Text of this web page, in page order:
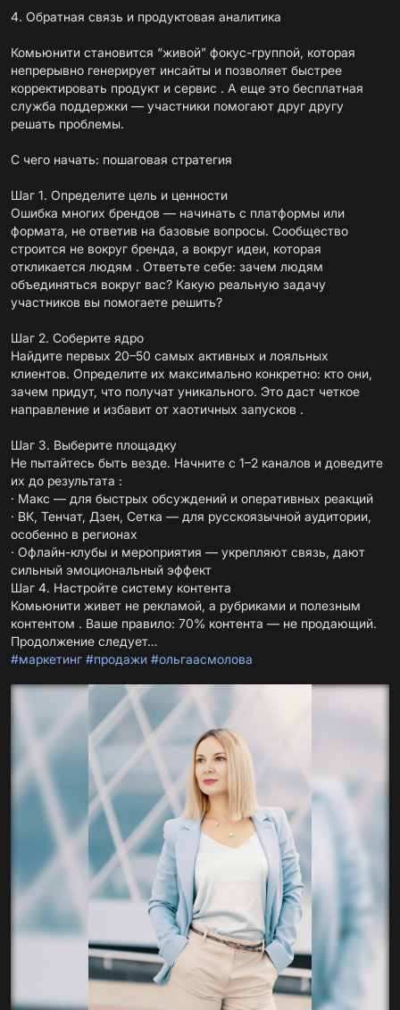
4. Обратная связь и продуктовая аналитика
Комьюнити становится “живой” фокус-группой, которая
непрерывно генерирует инсайты и позволяет быстрее
корректировать продукт и сервис . А еще это бесплатная
служба поддержки — участники помогают друг другу
решать проблемы.
С чего начать: пошаговая стратегия
Шаг 1. Определите цель и ценности
Ошибка многих брендов — начинать с платформы или
формата, не ответив на базовые вопросы. Сообщество
строится не вокруг бренда, а вокруг идеи, которая
откликается людям . Ответьте себе: зачем людям
объединяться вокруг вас? Какую реальную задачу
участников вы помогаете решить?
Шаг 2. Соберите ядро
Найдите первых 20–50 самых активных и лояльных
клиентов. Определите их максимально конкретно: кто они,
зачем придут, что получат уникального. Это даст четкое
направление и избавит от хаотичных запусков .
Шаг 3. Выберите площадку
Не пытайтесь быть везде. Начните с 1–2 каналов и доведите
их до результата :
· Макс — для быстрых обсуждений и оперативных реакций
· ВК, Тенчат, Дзен, Сетка — для русскоязычной аудитории,
особенно в регионах
· Офлайн-клубы и мероприятия — укрепляют связь, дают
сильный эмоциональный эффект
Шаг 4. Настройте систему контента
Комьюнити живет не рекламой, а рубриками и полезным
контентом . Ваше правило: 70% контента — не продающий.
#маркетинг #продажи #ольгаасмолова